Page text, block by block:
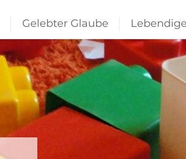
Gelebter Glaube